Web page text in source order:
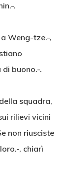
.
Weng-tze.-,
buono.-.
squadra,
rilievi vicini
non riusciste
, chiarì